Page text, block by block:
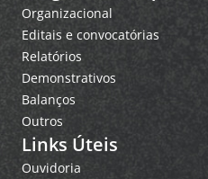
Organizacional
Editais e convocatórias
Relatórios
Demonstrativos
Balanços
Outros
Links Úteis
Ouvidoria